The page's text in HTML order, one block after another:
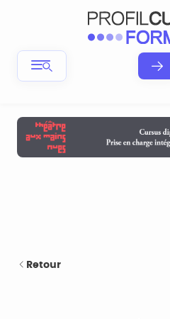
Retour